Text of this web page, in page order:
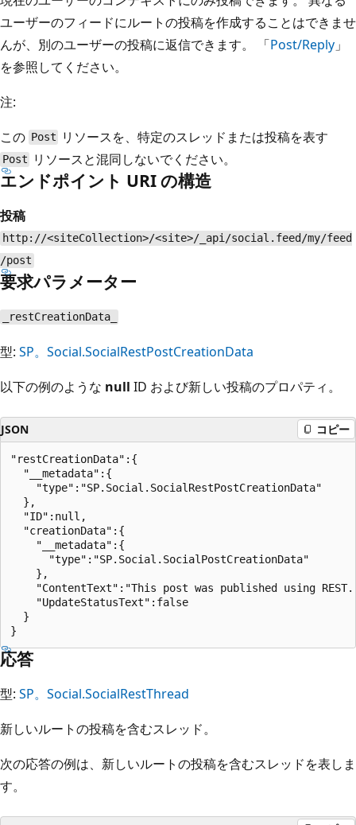
ユーザーのフィードにルートの投稿を作成することはできませ
んが、別のユーザーの投稿に返信できます。 「Post/Reply 」
を参照してください。
注:
この Post リソースを、特定のスレッドまたは投稿を表す
Post リソースと混同しないでください。
エンドポイント URI の構造
投稿
http://<siteCollection>/<site>/_api/social.feed/my/feed
/post
要求パラメーター
_restCreationData_
型: SP。Social.SocialRestPostCreationData
以下の例のような null ID および新しい投稿のプロパティ。
JSON コピー
"restCreationData":{
  "__metadata":{
    "type":"SP.Social.SocialRestPostCreationData"
  },
  "ID":null,
  "creationData":{
    "__metadata":{
      "type":"SP.Social.SocialPostCreationData"
    },
"ContentText":"This post was published using
    "UpdateStatusText":false
  }
応答
型: SP。Social.SocialRestThread
新しいルートの投稿を含むスレッド。
次の応答の例は、新しいルートの投稿を含むスレッドを表しま
す。